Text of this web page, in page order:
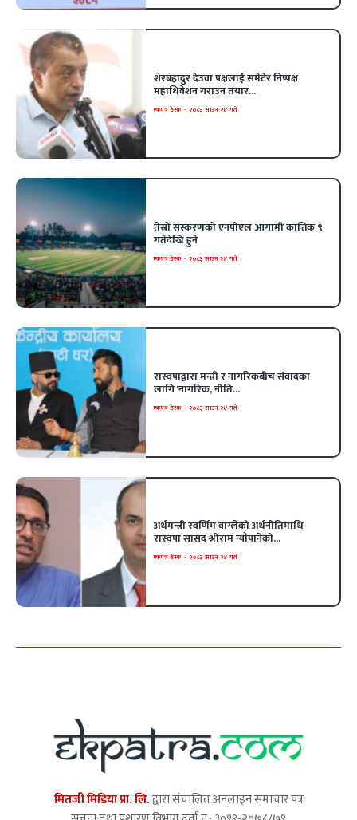
शेरबहादुर देउवा पक्षलाई समेटेर निष्पक्ष
महाधिवेशन गराउन तयार...
एकपत्र डेस्क - २०८३ साउन २४ गते
तेस्रो संस्करणको एनपीएल आगामी कात्तिक ९
गतेदेखि हुने
एकपत्र डेस्क - २०८३ साउन २४ गते
रास्वपाद्वारा मन्त्री र नागरिकबीच संवादका
लागि ‘नागरिक, नीति...
एकपत्र डेस्क - २०८३ साउन २४ गते
अर्थमन्त्री स्वर्णिम वाग्लेको अर्थनीतिमाथि
रास्वपा सांसद श्रीराम न्यौपानेको...
एकपत्र डेस्क - २०८३ साउन २४ गते
मितजी मिडिया प्रा. लि.द्वारा संचालित अनलाइन समाचार पत्र